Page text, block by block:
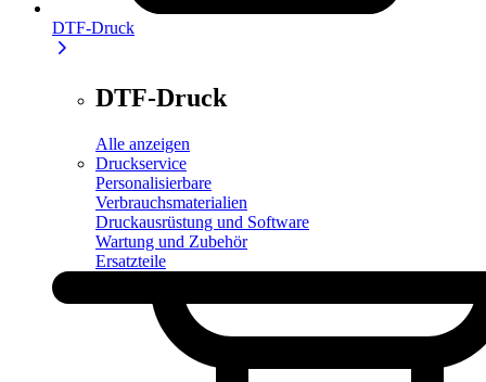
DTF-Druck
DTF-Druck
Alle anzeigen
Druckservice
Personalisierbare
Verbrauchsmaterialien
Druckausrüstung und Software
Wartung und Zubehör
Ersatzteile